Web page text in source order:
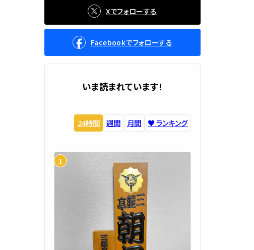
Xでフォローする
Facebookでフォローする
いま読まれています！
24時間 週間 月間 ♥️ ランキング